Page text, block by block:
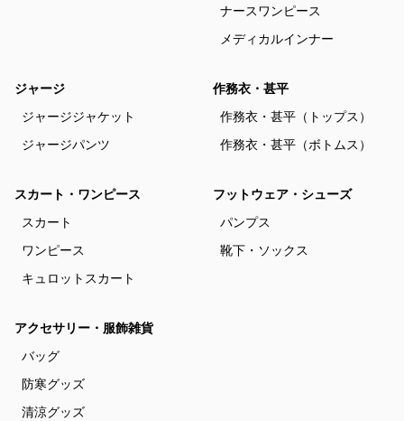
ナースワンピース
メディカルインナー
ジャージ
ジャージジャケット
ジャージパンツ
作務衣・甚平
作務衣・甚平（トップス）
作務衣・甚平（ボトムス）
スカート・ワンピース
スカート
ワンピース
キュロットスカート
フットウェア・シューズ
パンプス
靴下・ソックス
アクセサリー・服飾雑貨
バッグ
防寒グッズ
清涼グッズ